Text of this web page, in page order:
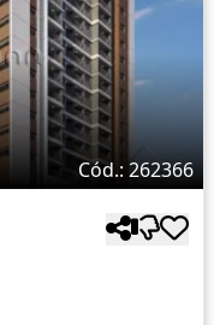
Cód.: 262366